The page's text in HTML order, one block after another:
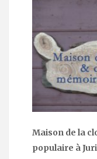
Maison de la
populaire à